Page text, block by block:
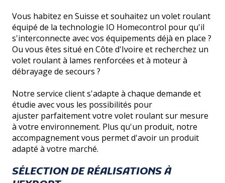
Vous habitez en Suisse et souhaitez un volet roulant
équipé de la technologie IO Homecontrol pour qu'il
s'interconnecte avec vos équipements déjà en place ?
Ou vous êtes situé en Côte d'Ivoire et recherchez un
volet roulant à lames renforcées et à moteur à
débrayage de secours ?
Notre service client s'adapte à chaque demande et
étudie avec vous les possibilités pour
ajuster parfaitement votre volet roulant sur mesure
à votre environnement. Plus qu'un produit, notre
accompagnement vous permet d'avoir un produit
adapté à votre marché.
SÉLECTION DE RÉALISATIONS À